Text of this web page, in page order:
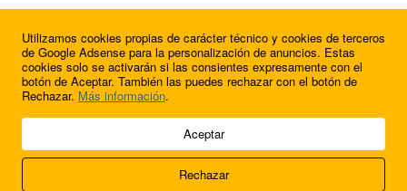
© 2009 - 2026 Soluciones Corporativas IP, SL.
Acerca de nosotros
Utilizamos cookies propias de carácter técnico y cookies de terceros
de Google Adsense para la personalización de anuncios. Estas
cookies solo se activarán si las consientes expresamente con el
botón de Aceptar. También las puedes rechazar con el botón de
Rechazar. Más información.
Aceptar
Rechazar